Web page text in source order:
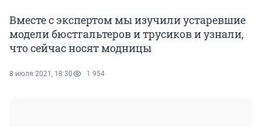
Вместе с экспертом мы изучили устаревшие
модели бюстгальтеров и трусиков и узнали,
что сейчас носят модницы
8 июля 2021, 18:30 1 954